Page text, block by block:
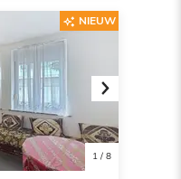
Next
1/ 8
NIEUW